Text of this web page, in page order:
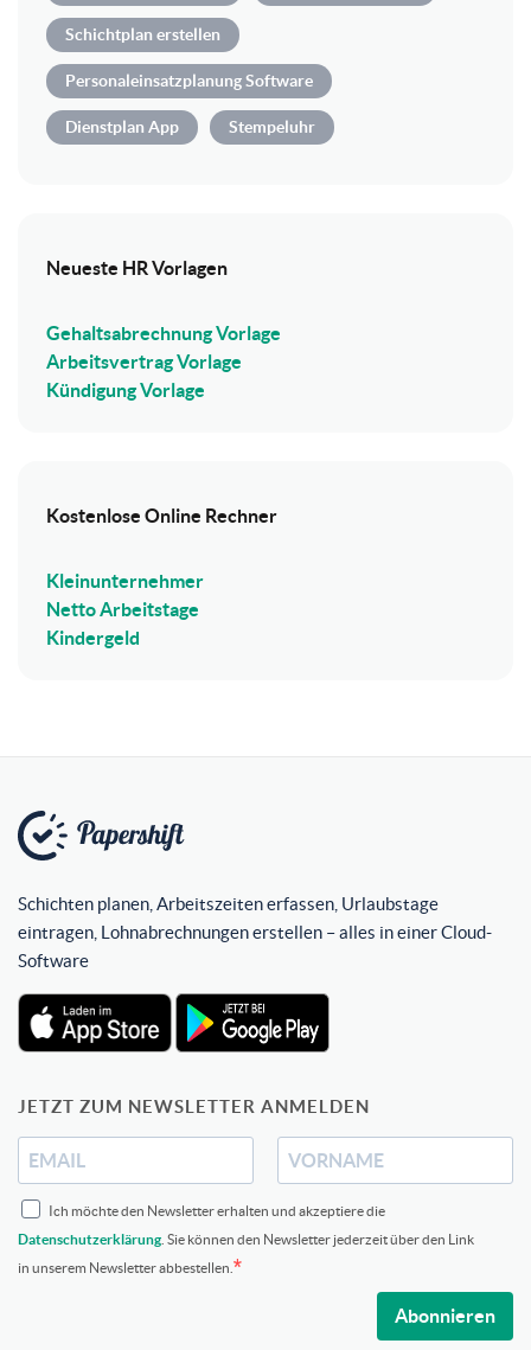
Schichtplan erstellen
Personaleinsatzplanung Software
Dienstplan App Stempeluhr
Neueste HR Vorlagen
Gehaltsabrechnung Vorlage
Arbeitsvertrag Vorlage
Kündigung Vorlage
Kostenlose Online Rechner
Kleinunternehmer
Netto Arbeitstage
Kindergeld
Schichten planen, Arbeitszeiten erfassen, Urlaubstage
eintragen, Lohnabrechnungen erstellen – alles in einer Cloud-
Software
JETZT ZUM NEWSLETTER ANMELDEN
Ich möchte den Newsletter erhalten und akzeptiere die
Datenschutzerklärung . Sie können den Newsletter jederzeit über den Link
in unserem Newsletter abbestellen.
Abonnieren